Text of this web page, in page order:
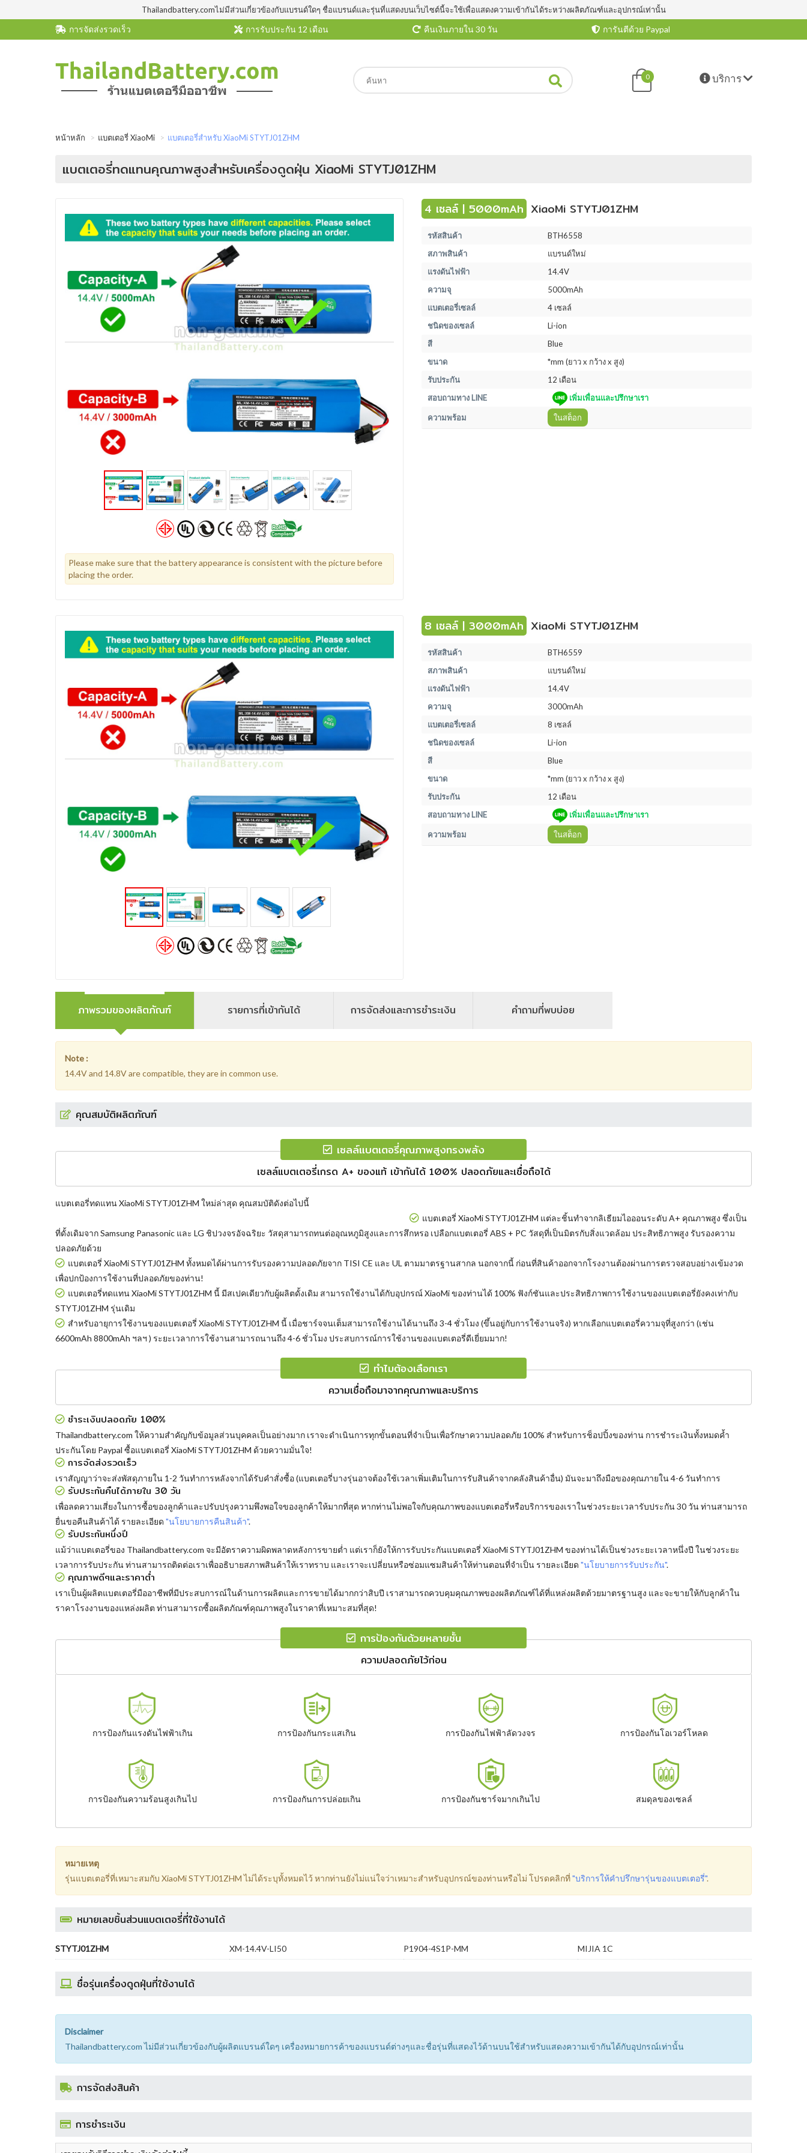
Thailandbattery.comไม่มีส่วนเกี่ยวข้องกับแบรนด์ใดๆ ชื่อแบรนด์และรุ่นที่แสดงบนเว็บไซต์นี้จะใช้เพื่อแสดงความเข้ากันได้ระหว่างผลิตภัณฑ์และอุปกรณ์เท่านั้น
การจัดส่งรวดเร็ว การรับประกัน 12 เดือน คืนเงินภายใน 30 วัน การันตีด้วย Paypal
0 บริการ
หน้าหลัก แบตเตอรี่ XiaoMi แบตเตอรี่สำหรับ XiaoMi STYTJ01ZHM
แบตเตอรี่ทดแทนคุณภาพสูงสำหรับเครื่องดูดฝุ่น XiaoMi STYTJ01ZHM
Please make sure that the battery appearance is consistent with the picture before
placing the order.
4 เซลล์ | 5000mAh XiaoMi STYTJ01ZHM
รหัสสินค้า
BTH6558
สภาพสินค้า
แบรนด์ใหม่
แรงดันไฟฟ้า
14.4V
ความจุ
5000mAh
แบตเตอรี่เซลล์
4 เซลล์
ชนิดของเซลล์
Li-ion
สี
Blue
ขนาด
*mm (ยาว x กว้าง x สูง)
รับประกัน
12 เดือน
สอบถามทาง LINE
เพิ่มเพื่อนและปรึกษาเรา
ความพร้อม ในสต็อก
8 เซลล์ | 3000mAh XiaoMi STYTJ01ZHM
รหัสสินค้า
BTH6559
สภาพสินค้า
แบรนด์ใหม่
แรงดันไฟฟ้า
14.4V
ความจุ
3000mAh
แบตเตอรี่เซลล์
8 เซลล์
ชนิดของเซลล์
Li-ion
สี
Blue
ขนาด
*mm (ยาว x กว้าง x สูง)
รับประกัน
12 เดือน
สอบถามทาง LINE
เพิ่มเพื่อนและปรึกษาเรา
ความพร้อม ในสต็อก
ภาพรวมของผลิตภัณฑ์ รายการที่เข้ากันได้ การจัดส่งและการชำระเงิน คำถามที่พบบ่อย
Note :
14.4V and 14.8V are compatible, they are in common use.
คุณสมบัติผลิตภัณฑ์
เซลล์แบตเตอรี่คุณภาพสูงทรงพลัง
เซลล์แบตเตอรี่เกรด A+ ของแท้ เข้ากันได้ 100% ปลอดภัยและเชื่อถือได้
แบตเตอรี่ทดแทน XiaoMi STYTJ01ZHM ใหม่ล่าสุด คุณสมบัติดังต่อไปนี้
แบตเตอรี่ XiaoMi STYTJ01ZHM แต่ละชิ้นทำจากลิเธียมไอออนระดับ A+ คุณภาพสูง ซึ่งเป็น
ที่ดั้งเดิมจาก Samsung Panasonic และ LG ชิปวงจรอัจฉริยะ วัสดุสามารถทนต่ออุณหภูมิสูงและการสึกหรอ เปลือกแบตเตอรี่ ABS + PC วัสดุที่เป็นมิตรกับสิ่งแวดล้อม ประสิทธิภาพสูง รับรองความ
ปลอดภัยด้วย
แบตเตอรี่ XiaoMi STYTJ01ZHM ทั้งหมดได้ผ่านการรับรองความปลอดภัยจาก TISI CE และ UL ตามมาตรฐานสากล นอกจากนี้ ก่อนที่สินค้าออกจากโรงงานต้องผ่านการตรวจสอบอย่างเข้มงวด
เพื่อปกป้องการใช้งานที่ปลอดภัยของท่าน!
แบตเตอรี่ทดแทน XiaoMi STYTJ01ZHM นี้ มีสเปคเดียวกับผู้ผลิตดั้งเดิม สามารถใช้งานได้กับอุปกรณ์ XiaoMi ของท่านได้ 100% ฟังก์ชันและประสิทธิภาพการใช้งานของแบตเตอรี่ยังคงเท่ากับ
STYTJ01ZHM รุ่นเดิม
สำหรับอายุการใช้งานของแบตเตอรี่ XiaoMi STYTJ01ZHM นี้ เมื่อชาร์จจนเต็มสามารถใช้งานได้นานถึง 3-4 ชั่วโมง (ขึ้นอยู่กับการใช้งานจริง) หากเลือกแบตเตอรี่ความจุที่สูงกว่า (เช่น
6600mAh 8800mAh ฯลฯ ) ระยะเวลาการใช้งานสามารถนานถึง 4-6 ชั่วโมง ประสบการณ์การใช้งานของแบตเตอรี่ดีเยี่ยมมาก!
ทำไมต้องเลือกเรา
ความเชื่อถือมาจากคุณภาพและบริการ
ชำระเงินปลอดภัย 100%
Thailandbattery.com ให้ความสำคัญกับข้อมูลส่วนบุคคลเป็นอย่างมาก เราจะดำเนินการทุกขั้นตอนที่จำเป็นเพื่อรักษาความปลอดภัย 100% สำหรับการช็อปปิ้งของท่าน การชำระเงินทั้งหมดค้ำ
ประกันโดย Paypal ซื้อแบตเตอรี่ XiaoMi STYTJ01ZHM ด้วยความมั่นใจ!
การจัดส่งรวดเร็ว
เราสัญญาว่าจะส่งพัสดุภายใน 1-2 วันทำการหลังจากได้รับคำสั่งซื้อ (แบตเตอรี่บางรุ่นอาจต้องใช้เวลาเพิ่มเติมในการรับสินค้าจากคลังสินค้าอื่น) มันจะมาถึงมือของคุณภายใน 4-6 วันทำการ
รับประกันคืนได้ภายใน 30 วัน
เพื่อลดความเสี่ยงในการซื้อของลูกค้าและปรับปรุงความพึงพอใจของลูกค้าให้มากที่สุด หากท่านไม่พอใจกับคุณภาพของแบตเตอรี่หรือบริการของเราในช่วงระยะเวลารับประกัน 30 วัน ท่านสามารถ
ยื่นขอคืนสินค้าได้ รายละเอียด "นโยบายการคืนสินค้า".
รับประกันหนึ่งปี
แม้ว่าแบตเตอรี่ของ Thailandbattery.com จะมีอัตราความผิดพลาดหลังการขายต่ำ แต่เราก็ยังให้การรับประกันแบตเตอรี่ XiaoMi STYTJ01ZHM ของท่านได้เป็นช่วงระยะเวลาหนึ่งปี ในช่วงระยะ
เวลาการรับประกัน ท่านสามารถติดต่อเราเพื่ออธิบายสภาพสินค้าให้เราทราบ และเราจะเปลี่ยนหรือซ่อมแซมสินค้าให้ท่านตอนที่จำเป็น รายละเอียด "นโยบายการรับประกัน".
คุณภาพดีๆและราคาต่ำ
เราเป็นผู้ผลิตแบตเตอรี่มืออาชีพที่มีประสบการณ์ในด้านการผลิตและการขายได้มากกว่าสิบปี เราสามารถควบคุมคุณภาพของผลิตภัณฑ์ได้ที่แหล่งผลิตด้วยมาตรฐานสูง และจะขายให้กับลูกค้าใน
ราคาโรงงานของแหล่งผลิต ท่านสามารถซื้อผลิตภัณฑ์คุณภาพสูงในราคาที่เหมาะสมที่สุด!
การป้องกันด้วยหลายชั้น
ความปลอดภัยไว้ก่อน
การป้องกันแรงดันไฟฟ้าเกิน การป้องกันกระแสเกิน การป้องกันไฟฟ้าลัดวงจร การป้องกันโอเวอร์โหลด
การป้องกันความร้อนสูงเกินไป การป้องกันการปล่อยเกิน การป้องกันชาร์จมากเกินไป สมดุลของเซลล์
หมายเหตุ
รุ่นแบตเตอรี่ที่เหมาะสมกับ XiaoMi STYTJ01ZHM ไม่ได้ระบุทั้งหมดไว้ หากท่านยังไม่แน่ใจว่าเหมาะสำหรับอุปกรณ์ของท่านหรือไม่ โปรดคลิกที่"บริการให้คำปรึกษารุ่นของแบตเตอรี่".
หมายเลขชิ้นส่วนแบตเตอรี่ที่ใช้งานได้
STYTJ01ZHM XM-14.4V-LI50 P1904-4S1P-MM MIJIA 1C
ชื่อรุ่นเครื่องดูดฝุ่นที่ใช้งานได้
Disclaimer
Thailandbattery.com ไม่มีส่วนเกี่ยวข้องกับผู้ผลิตแบรนด์ใดๆ เครื่องหมายการค้าของแบรนด์ต่างๆและชื่อรุ่นที่แสดงไว้ด้านบนใช้สำหรับแสดงความเข้ากันได้กับอุปกรณ์เท่านั้น
การจัดส่งสินค้า
การชำระเงิน